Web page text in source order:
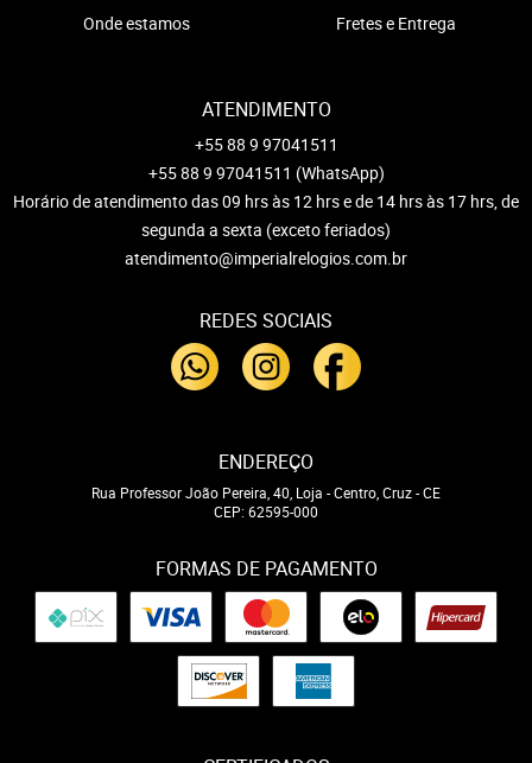
Onde estamos
Fretes e Entrega
ATENDIMENTO
+55 88 9 97041511
+55 88 9 97041511 (WhatsApp)
Horário de atendimento das 09 hrs às 12 hrs e de 14 hrs às 17 hrs, de
segunda a sexta (exceto feriados)
atendimento@imperialrelogios.com.br
REDES SOCIAIS
ENDEREÇO
Rua Professor João Pereira, 40, Loja -Centro, Cruz-CE
CEP: 62595-000
FORMAS DE PAGAMENTO